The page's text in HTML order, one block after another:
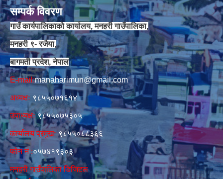
सम्पर्क विवरण
गाउँ कार्यपालिकाको कार्यालय, मनहरी गाउँपालिका,
मनहरी ९- रजैया,
बागमती प्रदेश, नेपाल
E-mail:manaharimun@gmail.com
अध्यक्षः ९८५५०७१६१४
उपाध्यक्षः९८५५०७५३०५
कार्यालय प्रमुखः ९८५५०८८३६६
फोन नं‍‌ :०५७४१९३०३
मनहरी गाउँपालिका डिजिटल